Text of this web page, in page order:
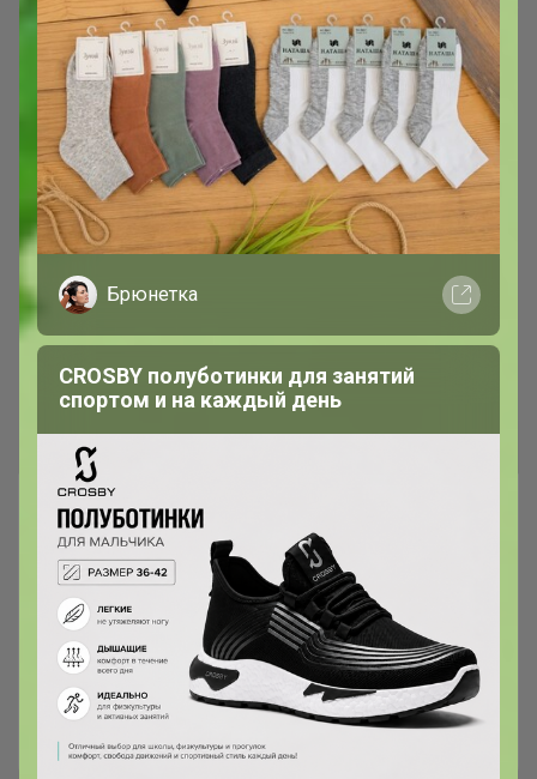
Аксессуары для детей от бренда
PLAY TODAY
Ремни, текстильные сумки, рюкзаки,
солнцезащитные очки и многое другое
Леныра
Брюнетка
CROSBY полуботинки для занятий
спортом и на каждый день